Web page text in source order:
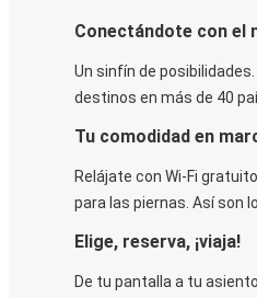
Conectándote con el
Un sinfín de
destinos en más de 40
Tu comodidad en
Relájate con Wi-Fi
para las piernas. Así son
Elige, reserva, ¡viaja!
De tu pantalla a tu